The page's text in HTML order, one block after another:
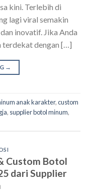
kini. Terlebih di
lagi viral semakin
inovatif. Jika Anda
terdekat dengan […]
→
anak karakter,custom
, supplier botol minum,
Custom Botol
dari Supplier